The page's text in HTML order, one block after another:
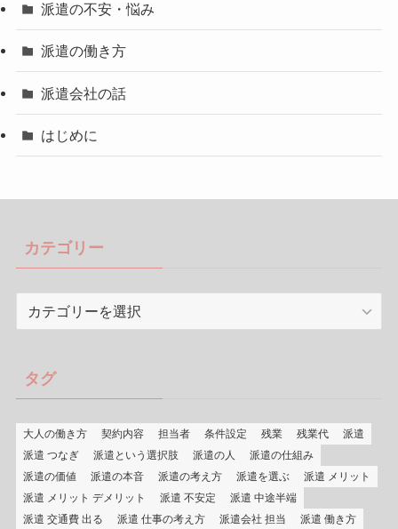
派遣の不安・悩み
派遣の働き方
派遣会社の話
はじめに
カテゴリー
ー
タグ
大人の働き方 契約内容 担当者 条件設定 残業 残業代
派遣
派遣 つなぎ
派遣という選択肢 派遣の人
派遣の仕組み
派遣の価値
派遣の本音 派遣の考え方 派遣を選ぶ
派遣 メリット
派遣 メリット デメリット
派遣 不安定
派遣 中途半端
派遣 交通費 出る
派遣 仕事の考え方 派遣会社 担当
派遣 働き方